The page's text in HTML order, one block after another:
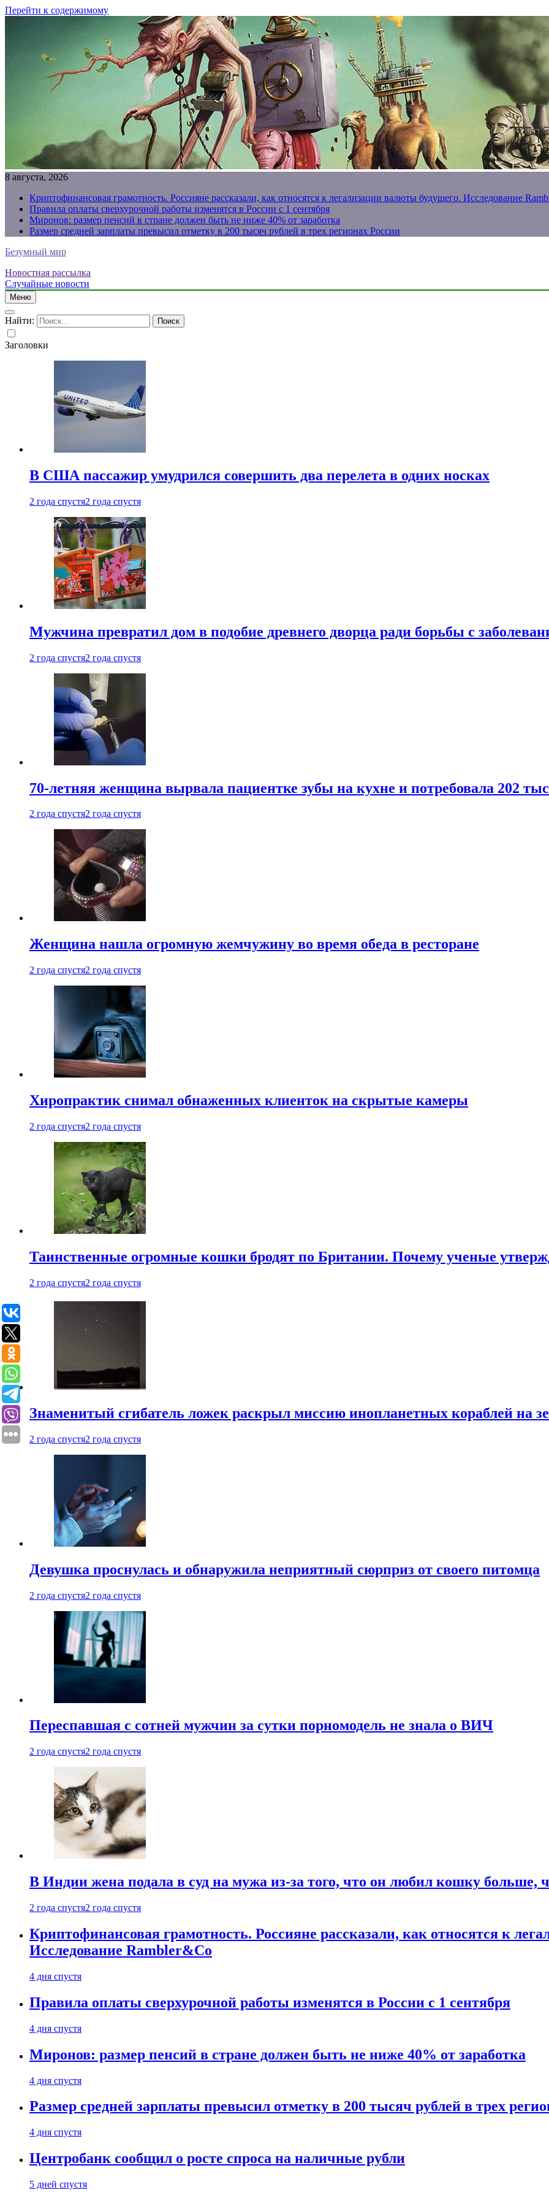
Перейти к содержимому
8 августа, 2026
Криптофинансовая грамотность. Россияне рассказали, как относятся к легализации валюты будущего. Исследование
Правила оплаты сверхурочной работы изменятся в России с 1 сентября
Миронов: размер пенсий в стране должен быть не ниже 40% от заработка
Размер средней зарплаты превысил отметку в 200 тысяч рублей в трех регионах России
Безумный мир
Новостная рассылка
Случайные новости
Меню
Найти:
Заголовки
В США пассажир умудрился совершить два перелета в одних носках
2 года спустя2 года спустя
Мужчина превратил дом в подобие древнего дворца ради борьбы с
2 года спустя2 года спустя
70-летняя женщина вырвала пациентке зубы на кухне и потребовала 202
2 года спустя2 года спустя
Женщина нашла огромную жемчужину во время обеда в ресторане
2 года спустя2 года спустя
Хиропрактик снимал обнаженных клиенток на скрытые камеры
2 года спустя2 года спустя
Таинственные огромные кошки бродят по Британии. Почему ученые
2 года спустя2 года спустя
Знаменитый сгибатель ложек раскрыл миссию инопланетных кораблей на
2 года спустя2 года спустя
Девушка проснулась и обнаружила неприятный сюрприз от своего питомца
2 года спустя2 года спустя
Переспавшая с сотней мужчин за сутки порномодель не знала о ВИЧ
2 года спустя2 года спустя
В Индии жена подала в суд на мужа из-за того, что он любил кошку больше,
2 года спустя2 года спустя
Криптофинансовая грамотность. Россияне рассказали, как относятся к
Исследование Rambler&Co
4 дня спустя
Правила оплаты сверхурочной работы изменятся в России с 1 сентября
4 дня спустя
Миронов: размер пенсий в стране должен быть не ниже 40% от заработка
4 дня спустя
Размер средней зарплаты превысил отметку в 200 тысяч рублей в трех
4 дня спустя
Центробанк сообщил о росте спроса на наличные рубли
5 дней спустя